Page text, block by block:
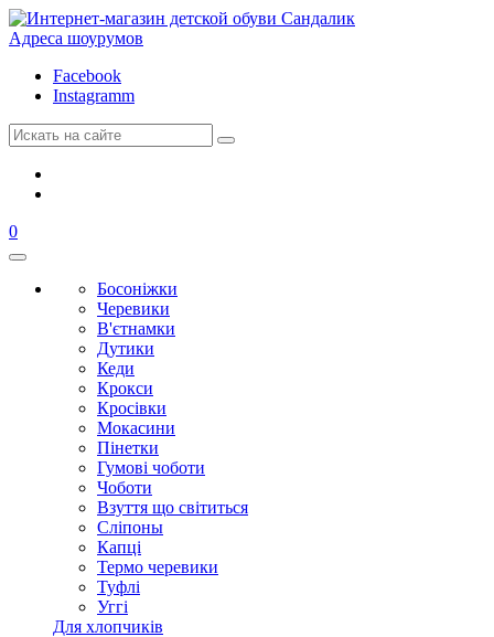
Адреса шоурумов
Facebook
Instagramm
0
Босоніжки
Черевики
В'єтнамки
Дутики
Кеди
Крокси
Кросівки
Мокасини
Пінетки
Гумові чоботи
Чоботи
Взуття що світиться
Сліпоны
Капці
Термо черевики
Туфлі
Уггі
Для хлопчиків